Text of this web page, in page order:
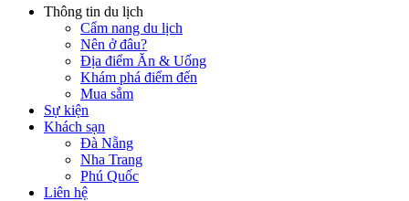
Thông tin du lịch
Cẩm nang du lịch
Nên ở đâu?
Địa điểm Ăn & Uống
Khám phá điểm đến
Mua sắm
Sự kiện
Khách sạn
Đà Nẵng
Nha Trang
Phú Quốc
Liên hệ